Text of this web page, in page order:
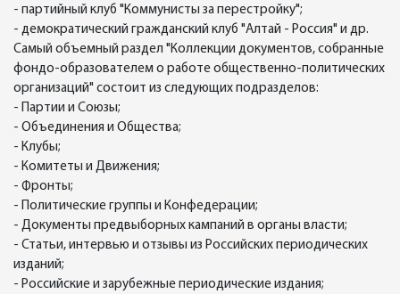
- партийный клуб "Коммунисты за перестройку";
- демократический гражданский клуб "Алтай - Россия" и др.
Самый объемный раздел "Коллекции документов, собранные
фондо-образователем о работе общественно-политических
организаций" состоит из следующих подразделов:
- Партии и Союзы;
- Объединения и Общества;
- Клубы;
- Комитеты и Движения;
- Фронты;
- Политические группы и Конфедерации;
- Документы предвыборных кампаний в органы власти;
- Статьи, интервью и отзывы из Российских периодических
изданий;
- Российские и зарубежные периодические издания;